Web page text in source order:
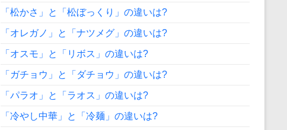
「松かさ」と「松ぼっくり」の違いは?
「オレガノ」と「ナツメグ」の違いは?
「オスモ」と「リボス」の違いは?
「ガチョウ」と「ダチョウ」の違いは?
「パラオ」と「ラオス」の違いは?
「冷やし中華」と「冷麺」の違いは?